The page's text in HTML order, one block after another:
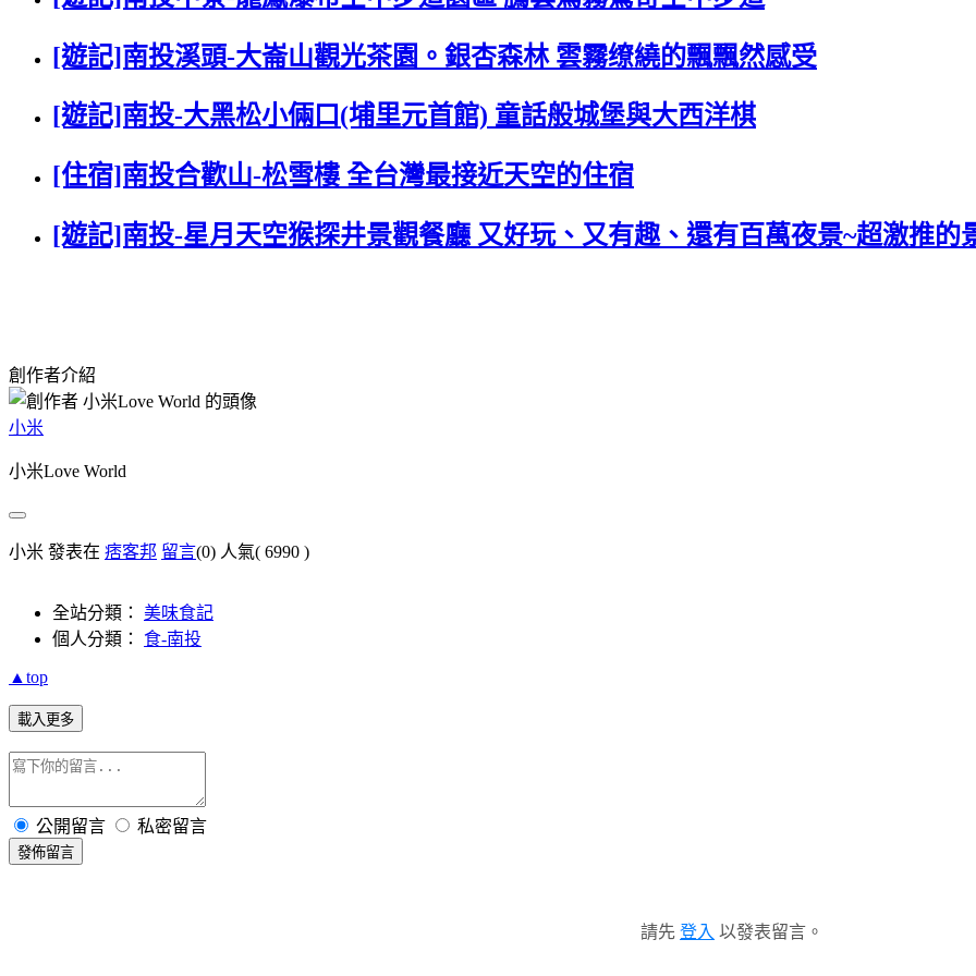
[遊記]南投溪頭-大崙山觀光茶園。銀杏森林 雲霧缭繞的飄飄然感受
[遊記]南投-大黑松小倆口(埔里元首館) 童話般城堡與大西洋棋
[住宿]南投合歡山-松雪樓 全台灣最接近天空的住宿
[遊記]南投-星月天空猴探井景觀餐廳 又好玩、又有趣、還有百萬夜景~超激推的
創作者介紹
小米
小米Love World
小米 發表在 痞客邦 留言(0) 人氣( 6990 )
全站分類： 美味食記
個人分類： 食-南投
▲top
載入更多
公開留言 私密留言
發佈留言
請先 登入 以發表留言。